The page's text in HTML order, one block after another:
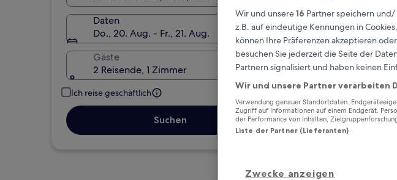
Daten
Do., 20. Aug. - Fr., 21. Aug.
Gäste
2 Reisende, 1 Zimmer
Ich reise geschäftlich
Suchen
Wir und unsere16 Partner speichern
z.B. auf eindeutige Kennungen in
können Ihre Präferenzen akzeptieren
besuchen Sie jederzeit die Seite der
Partnern signalisiert und haben keinen
Wir und unsere Partner verarbeiten
Verwendung genauer Standortdaten.
Zugriff auf Informationen auf einem Endgerät.
der Performance von Inhalten,
Liste der Partner (Lieferanten)
Zwecke anzeigen